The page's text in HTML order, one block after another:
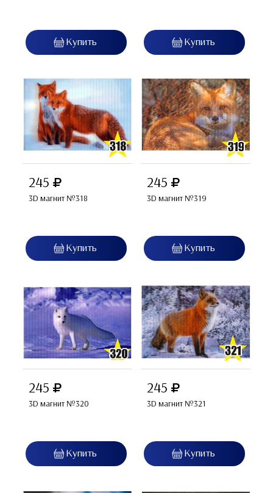
245
3D магнит №318
245
3D магнит №319
245
3D магнит №320
245
3D магнит №321